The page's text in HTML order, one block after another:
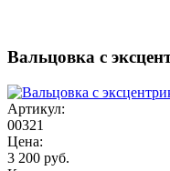
Вальцовка c
Артикул:
00321
Цена:
3 200 руб.